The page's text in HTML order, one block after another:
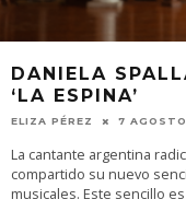
DANIELA
‘LA ESPINA’
ELIZA PÉREZ 7
La cantante argentina
compartido su nuevo
musicales. Este sencillo es